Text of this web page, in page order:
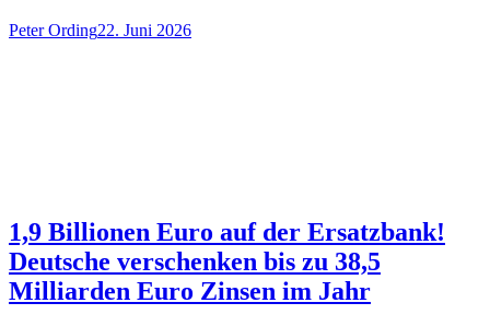
Peter Ording22. Juni 2026
1,9 Billionen Euro auf der Ersatzbank!
Deutsche verschenken bis zu 38,5
Milliarden Euro Zinsen im Jahr